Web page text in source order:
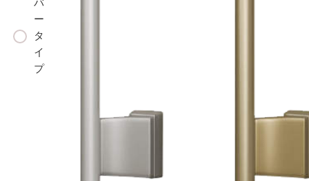
ー
タ
イ
プ